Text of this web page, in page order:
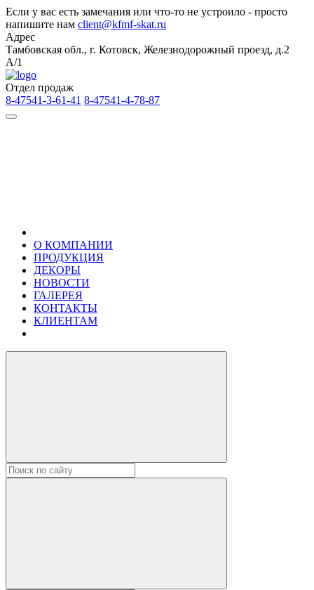
Если у вас есть замечания или что-то не устроило - просто
напишите нам client@kfmf-skat.ru
Адрес
Тамбовская обл., г. Котовск, Железнодорожный проезд, д.2
А/1
Отдел продаж
8-47541-3-61-41 8-47541-4-78-87
О КОМПАНИИ
ПРОДУКЦИЯ
ДЕКОРЫ
НОВОСТИ
ГАЛЕРЕЯ
КОНТАКТЫ
КЛИЕНТАМ